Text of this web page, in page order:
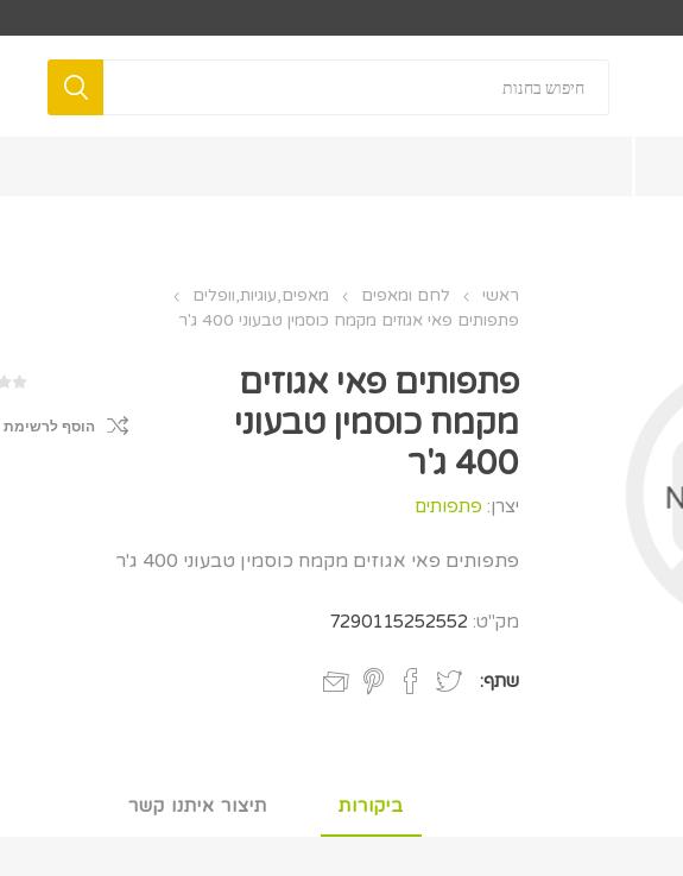
ראשי לחם ומאפים
מאפים,עוגיות,וופלים
פתפותים פאי אגוזים מקמח כוסמין טבעוני 400 ג'ר
פתפותים פאי אגוזים
מקמח כוסמין טבעוני
400 ג'ר
יצרן: פתפותים
הוסף לרשימת
פתפותים פאי אגוזים מקמח כוסמין טבעוני 400 ג'ר
מק"ט: 7290115252552
שתף:
ביקורות תיצור איתנו קשר